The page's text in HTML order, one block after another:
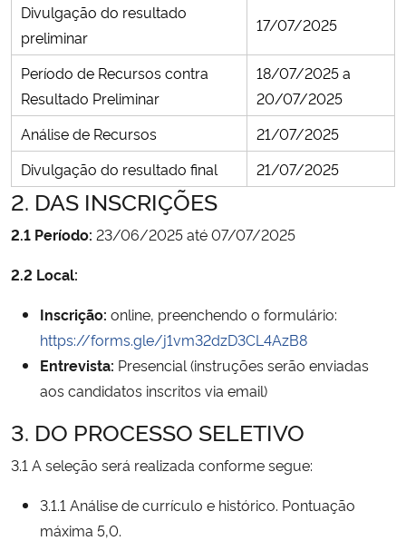
Planalto
Divulgação do resultado
preliminar
17/07/2025
Período de Recursos contra
Resultado Preliminar
18/07/2025 a
20/07/2025
Análise de Recursos
21/07/2025
Divulgação do resultado final
21/07/2025
2. DAS INSCRIÇÕES
2.1 Período: 23/06/2025 até 07/07/2025
2.2 Local:
Inscrição: online, preenchendo o formulário:
https://forms.gle/j1vm32dzD3CL4AzB8
Entrevista: Presencial (instruções serão enviadas
aos candidatos inscritos via email)
3. DO PROCESSO SELETIVO
3.1 A seleção será realizada conforme segue:
3.1.1 Análise de currículo e histórico. Pontuação
máxima 5,0.